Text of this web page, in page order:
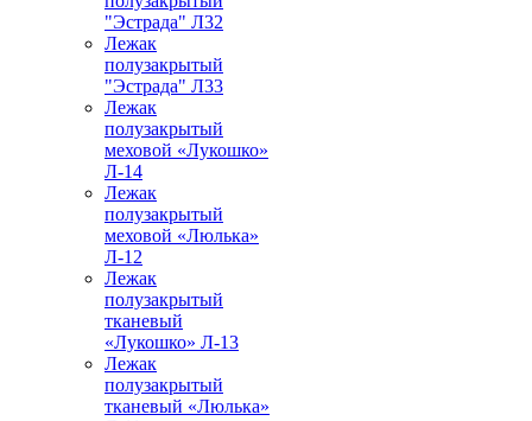
"Эстрада" Л32
Лежак
полузакрытый
"Эстрада" Л33
Лежак
полузакрытый
меховой «Лукошко»
Л-14
Лежак
полузакрытый
меховой «Люлька»
Л-12
Лежак
полузакрытый
тканевый
«Лукошко» Л-13
Лежак
полузакрытый
тканевый «Люлька»